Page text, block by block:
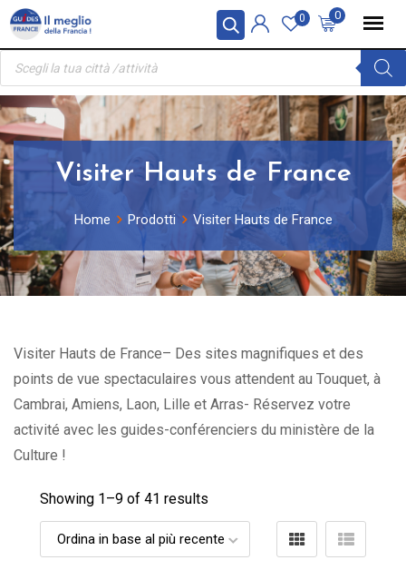
Pannello di gestione dei cookies
Skip
content
0
0
Ricerca
prodotti
Visiter Hauts de France
Home Prodotti Visiter Hauts de France
Visiter Hauts de France– Des sites magnifiques et des
points de vue spectaculaires vous attendent au Touquet, à
Cambrai, Amiens, Laon, Lille et Arras- Réservez votre
activité avec les guides-conférenciers du ministère de la
Culture !
Showing 1–9 of 41 results